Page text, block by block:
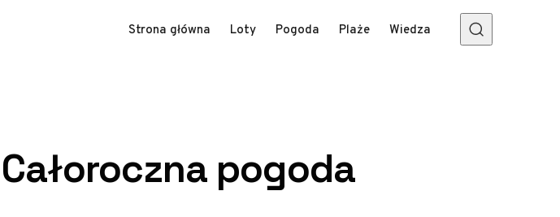
Strona główna Loty Pogoda Plaże Wiedza
pogoda